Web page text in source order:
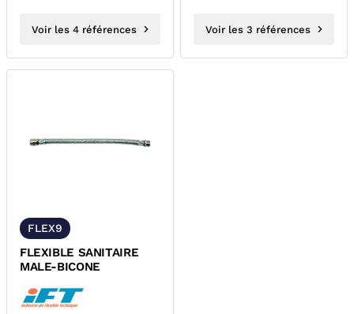
Voir les 4 références Voir les 3 références
FLEX9
FLEXIBLE SANITAIRE
MALE-BICONE